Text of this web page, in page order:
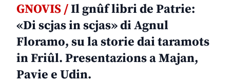
GNOVIS /Il gnûf libri de Patrie:
«Di scjas in scjas» di Agnul
Floramo, su la storie dai taramots
in Friûl. Presentazions a Majan,
Pavie e Udin.